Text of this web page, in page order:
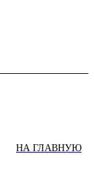
НА ГЛАВНУЮ